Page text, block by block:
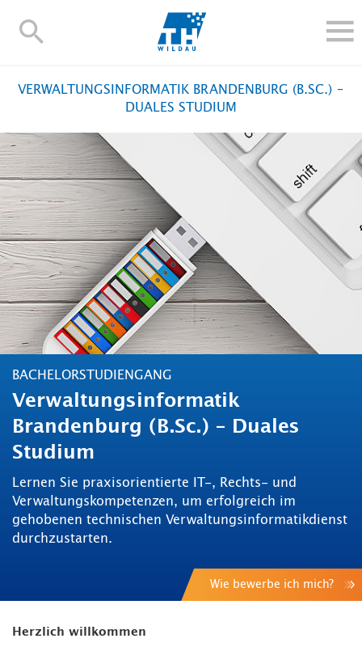
TH-
FORSCHUNG UND TRANSFER
ALUMNI
HOCHSCHULE
INTERNATIONAL
BESCHÄFTIGTE
Blogs Kontakt und Anfahrt Webmail
TH Online-Portal Personensuche English
VERWALTUNGSINFORMATIK BRANDENBURG (B.SC.) –
DUALES STUDIUM
BACHELORSTUDIENGANG
Verwaltungsinformatik
Brandenburg (B.Sc.) – Duales
Studium
Lernen Sie praxisorientierte IT-, Rechts- und
Verwaltungskompetenzen, um erfolgreich im
gehobenen technischen Verwaltungsinformatikdienst
durchzustarten.
Wie bewerbe ich mich?
Herzlich willkommen